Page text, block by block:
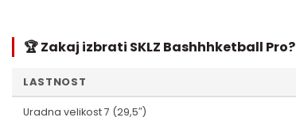
🏆 Zakaj izbrati SKLZ Bashhhketball Pro?
LASTNOST
Uradna velikost 7 (29,5″)